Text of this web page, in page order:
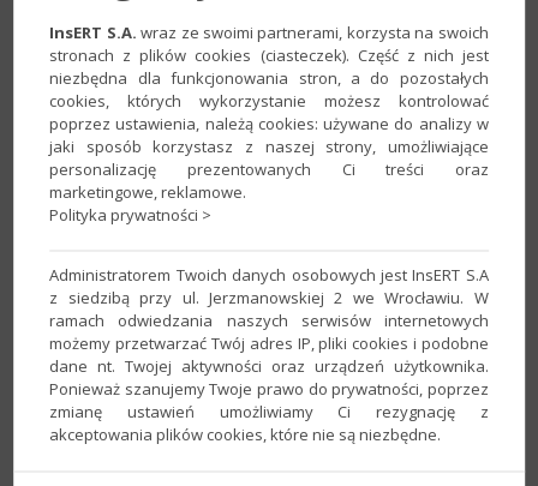
5. Na zakładceParametryprzy pomocy przycisku Wybierz
produkt...wskazać, którego produktu w serwisie sprzedaży
internetowej dotyczy oferta. Po jego wybraniu, w
sekcjiParametry specyficzne​pojawi się możliwość ich
edycji.
InsERT S.A. wraz ze swoimi partnerami, korzysta na swoich
stronach z plików cookies (ciasteczek). Część z nich jest
niezbędna dla funkcjonowania stron, a do pozostałych
cookies, których wykorzystanie możesz kontrolować
poprzez ustawienia, należą cookies: używane do analizy w
jaki sposób korzystasz z naszej strony, umożliwiające
personalizację prezentowanych Ci treści oraz
marketingowe, reklamowe.
Polityka prywatności >
Administratorem Twoich danych osobowych jest InsERT S.A
z siedzibą przy ul. Jerzmanowskiej 2 we Wrocławiu. W
ramach odwiedzania naszych serwisów internetowych
możemy przetwarzać Twój adres IP, pliki cookies i podobne
dane nt. Twojej aktywności oraz urządzeń użytkownika.
Ponieważ szanujemy Twoje prawo do prywatności, poprzez
zmianę ustawień umożliwiamy Ci rezygnację z
akceptowania plików cookies, które nie są niezbędne.